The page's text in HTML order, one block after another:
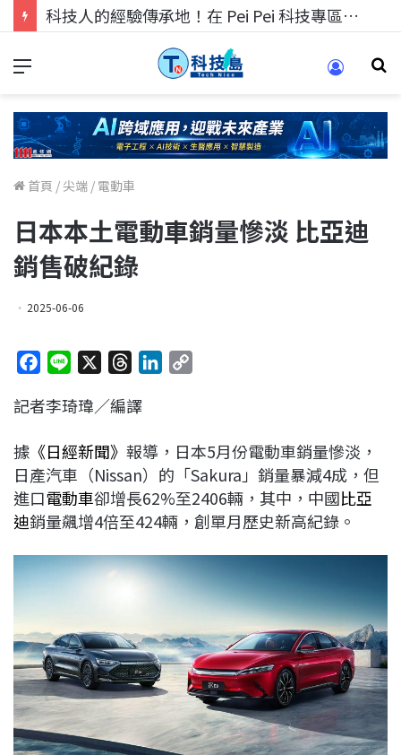
科技人的經驗傳承地！在 Pei Pei 科技專區，與學弟妹交流最硬核的技術
首頁 /尖端 / 電動車
日本本土電動車銷量慘淡 比亞迪
銷售破紀錄
2025-06-06
c
b
o
o
k
n
r
a
d
s
e
d
I
n
L
i
n
k
記者李琦瑋／編譯
據 《日經新聞》 報導，日本5月份電動車銷量慘淡，
日產汽車（Nissan）的「Sakura」銷量暴減4成，但
進口電動車卻增長62%至2406輛，其中，中國比亞
迪銷量飆增4倍至424輛，創單月歷史新高紀錄。